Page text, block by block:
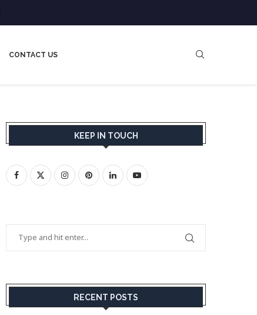
CONTACT US
KEEP IN TOUCH
RECENT POSTS